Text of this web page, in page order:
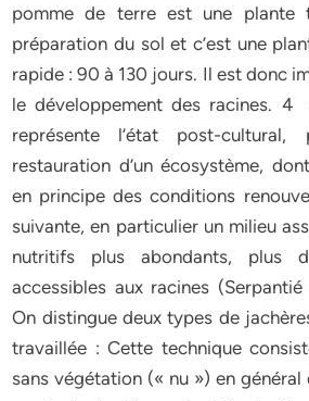
pomme de terre est une plante
préparation du sol et c’est une
rapide : 90 à 130 jours. Il est donc
le développement des racines. 4
représente l’état post-
restauration d’un écosystème,
en principe des conditions
suivante, en particulier un milieu
nutritifs plus abondants, plus
accessibles aux racines
On distingue deux types de
travaillée : Cette technique
sans végétation (« nu ») en général